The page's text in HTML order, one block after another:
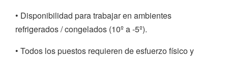
• Disponibilidad para trabajar en ambientes
refrigerados / congelados (10º a -5º).
• Todos los puestos requieren de esfuerzo físico y